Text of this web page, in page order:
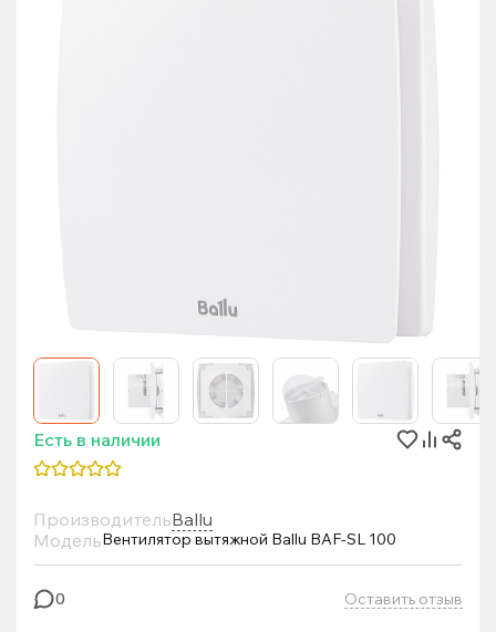
Есть в наличии
ПроизводительBallu
МодельВентилятор вытяжной Ballu BAF-SL 100
0 Оставить отзыв